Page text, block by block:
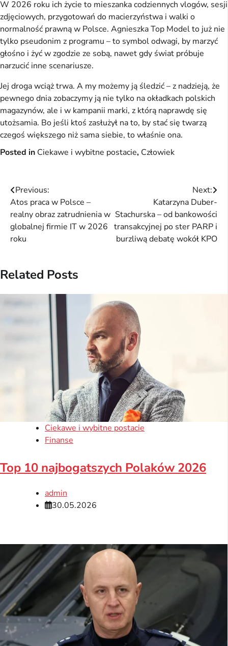
W 2026 roku ich życie to mieszanka codziennych vlogów, sesji
zdjęciowych, przygotowań do macierzyństwa i walki o
normalność prawną w Polsce. Agnieszka Top Model to już nie
tylko pseudonim z programu – to symbol odwagi, by marzyć
głośno i żyć w zgodzie ze sobą, nawet gdy świat próbuje
narzucić inne scenariusze.
Jej droga wciąż trwa. A my możemy ją śledzić – z nadzieją, że
pewnego dnia zobaczymy ją nie tylko na okładkach polskich
magazynów, ale i w kampanii marki, z którą naprawdę się
utożsamia. Bo jeśli ktoś zasłużył na to, by stać się twarzą
czegoś większego niż sama siebie, to właśnie ona.
Posted in Ciekawe i wybitne postacie, Człowiek
Nawigacja
wpisu
Previous:
Atos praca w Polsce –
realny obraz zatrudnienia w
globalnej firmie IT w 2026
roku
Next:
Katarzyna Duber-
Stachurska – od bankowości
transakcyjnej po ster PARP i
burzliwą debatę wokół KPO
Related Posts
Ciekawe i wybitne postacie
Finanse
Top 10 najbogatszych Polaków 2026
admin
30.05.2026